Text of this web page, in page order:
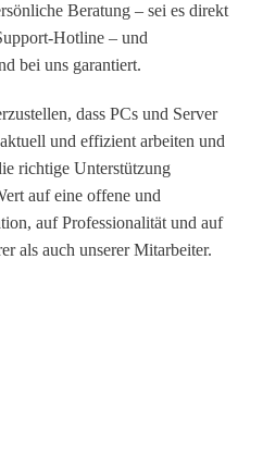
Beratung – sei es direkt
Hotline – und
bei uns garantiert.
dass PCs und Server
und effizient arbeiten und
richtige Unterstützung
auf eine offene und
auf Professionalität und auf
als auch unserer Mitarbeiter.